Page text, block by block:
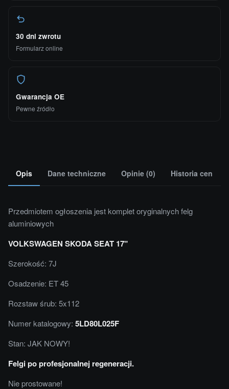
30 dni zwrotu
Formularz online
Gwarancja OE
Pewne źródło
Opis Dane techniczne Opinie (0) Historia cen
Przedmiotem ogłoszenia jest komplet oryginalnych felg
aluminiowych
VOLKSWAGEN SKODA SEAT 17"
Szerokość: 7J
Osadzenie: ET 45
Rozstaw śrub: 5x112
Numer katalogowy: 5LD80L025F
Stan: JAK NOWY!
Felgi po profesjonalnej regeneracji.
Nie prostowane!